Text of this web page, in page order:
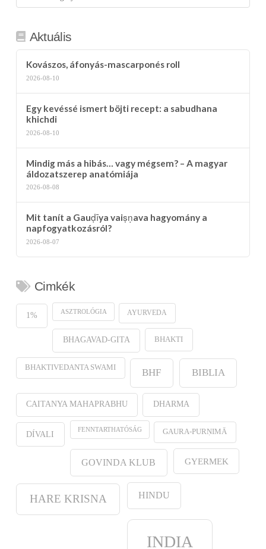
kategória
Aktuális
Kovászos, áfonyás-mascarponés roll
2026-08-10
Egy kevéssé ismert böjti recept: a sabudhana
khichdi
2026-08-10
Mindig más a hibás… vagy mégsem? – A magyar
áldozatszerep anatómiája
2026-08-08
Mit tanít a Gauḍīya vaiṣṇava hagyomány a
napfogyatkozásról?
2026-08-07
Cimkék
1% ASZTROLÓGIA AYURVEDA
BHAGAVAD-GITA BHAKTI
BHAKTIVEDANTA SWAMI BHF BIBLIA
CAITANYA MAHAPRABHU DHARMA
DÍVALI FENNTARTHATÓSÁG GAURA-PURṆIMĀ
GOVINDA KLUB GYERMEK
HARE KRISNA HINDU
INDIA